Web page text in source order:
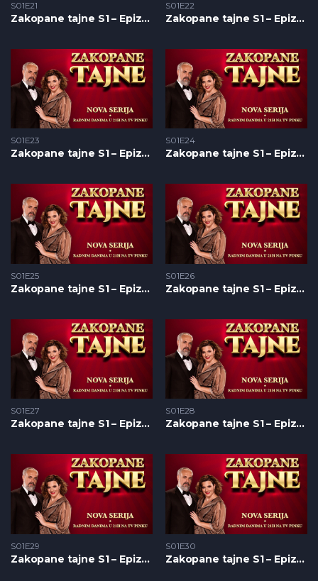
S01E21
Zakopane tajne S1 – Epizoda 21
S01E22
Zakopane tajne S1 – Epizoda 22
S01E23
Zakopane tajne S1 – Epizoda 23
S01E24
Zakopane tajne S1 – Epizoda 24
S01E25
Zakopane tajne S1 – Epizoda 25
S01E26
Zakopane tajne S1 – Epizoda 26
S01E27
Zakopane tajne S1 – Epizoda 27
S01E28
Zakopane tajne S1 – Epizoda 28
S01E29
Zakopane tajne S1 – Epizoda 29
S01E30
Zakopane tajne S1 – Epizoda 30